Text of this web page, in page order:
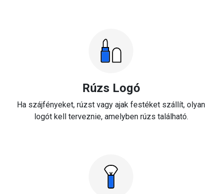
Rúzs Logó
Ha szájfényeket, rúzst vagy ajak festéket szállít, olyan
logót kell terveznie, amelyben rúzs található.